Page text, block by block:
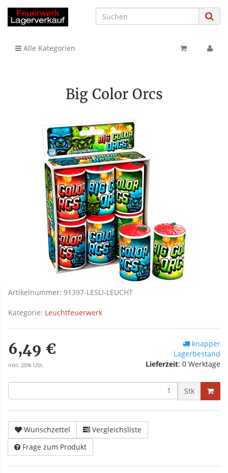
Alle Kategorien
Big Color Orcs
Artikelnummer: 91397-LESLI-LEUCHT
Kategorie: Leuchtfeuerwerk
6,49 €
inkl. 20% USt.
knapper
Lagerbestand
Lieferzeit: 0 Werktage
Stk
Wunschzettel
Vergleichsliste
Frage zum Produkt